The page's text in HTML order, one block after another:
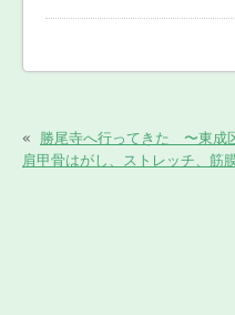
« 勝尾寺へ行ってきた 〜東成
肩甲骨はがし、ストレッチ、筋